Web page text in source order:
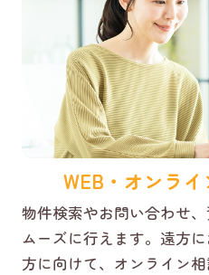
WEB・オンラ
物件検索やお問い合わせ
ムーズに行えます。遠方
方に向けて、オンライン